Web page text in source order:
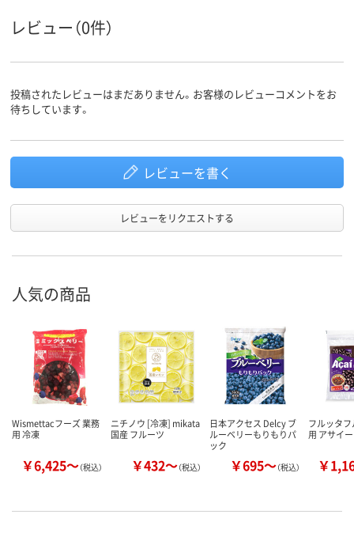
レビュー（0件）
投稿されたレビューはまだありません。お客様のレビューコメントをお
待ちしています。
レビューを書く
レビューをリクエストする
人気の商品
Wismettacフーズ 業務
用 冷凍
￥6,425～（税込）
ニチノウ [冷凍] mikata
国産 フルーツ
￥432～（税込）
日本アクセス Delcy ブ
ルーベリーもりもりパ
ック
￥695～（税込）
フルッタ
用 アサイ
￥